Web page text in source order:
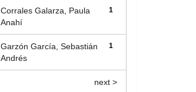
1
Corrales Galarza, Paula
Anahí
1
Garzón García, Sebastián
Andrés
next >